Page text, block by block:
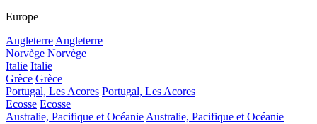
Europe
AngleterreAngleterre
Norvège Norvège
Italie Italie
Grèce Grèce
Portugal, Les Acores Portugal, Les Acores
Ecosse Ecosse
Australie, Pacifique et OcéanieAustralie, Pacifique et Océanie